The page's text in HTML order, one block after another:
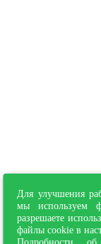
Для улучшения
мы используем
разрешаете
файлы cookie в